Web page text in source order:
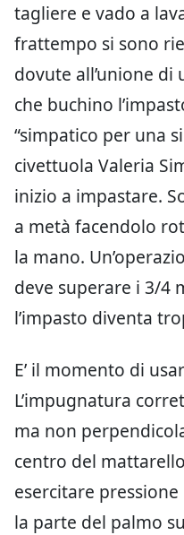
tagliere e vado a
frattempo si sono
dovute all’unione di
che buchino
“simpatico per una
civettuola Valeria
inizio a impastare.
a metà facendolo
la mano.
deve superare i 3/4
l’impasto diventa
E’ il momento di
L’impugnatura
ma non
centro del
esercitare
la parte del palmo